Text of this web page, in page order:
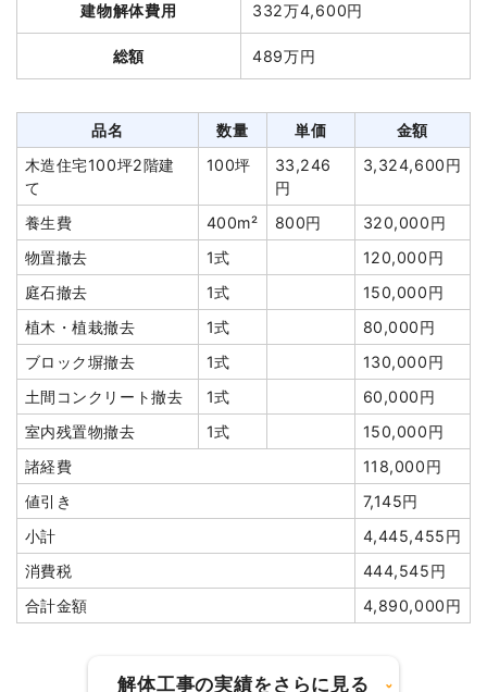
建物解体費用 332万4,600円
総額 489万円
品名 数量 単価
金額
木造住宅100坪2階建
て
100坪
33,246
円
3,324,600円
養生費 400m² 800円
320,000円
物置撤去
1式
120,000円
庭石撤去
1式
150,000円
植木・植栽撤去
1式
80,000円
ブロック塀撤去
1式
130,000円
土間コンクリート撤去
1式
60,000円
室内残置物撤去
1式
150,000円
諸経費
118,000円
値引き
7,145円
小計
4,445,455円
消費税
444,545円
合計金額
4,890,000円
解体工事の実績をさらに見る